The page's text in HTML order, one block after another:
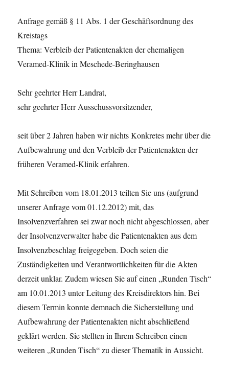
Anfrage gemäß § 11 Abs. 1 der Geschäftsordnung des
Kreistags
Thema: Verbleib der Patientenakten der ehemaligen
Veramed-Klinik in Meschede-Beringhausen
Sehr geehrter Herr Landrat,
sehr geehrter Herr Ausschussvorsitzender,
seit über 2 Jahren haben wir nichts Konkretes mehr über die
Aufbewahrung und den Verbleib der Patientenakten der
früheren Veramed-Klinik erfahren.
Mit Schreiben vom 18.01.2013 teilten Sie uns (aufgrund
unserer Anfrage vom 01.12.2012) mit, das
Insolvenzverfahren sei zwar noch nicht abgeschlossen, aber
der Insolvenzverwalter habe die Patientenakten aus dem
Insolvenzbeschlag freigegeben. Doch seien die
Zuständigkeiten und Verantwortlichkeiten für die Akten
derzeit unklar. Zudem wiesen Sie auf einen „Runden Tisch“
am 10.01.2013 unter Leitung des Kreisdirektors hin. Bei
diesem Termin konnte demnach die Sicherstellung und
Aufbewahrung der Patientenakten nicht abschließend
geklärt werden. Sie stellten in Ihrem Schreiben einen
weiteren „Runden Tisch“ zu dieser Thematik in Aussicht.